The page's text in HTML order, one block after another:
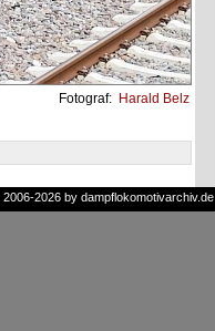
Fotograf: Harald Belz
2026 by dampflokomotivarchiv.de